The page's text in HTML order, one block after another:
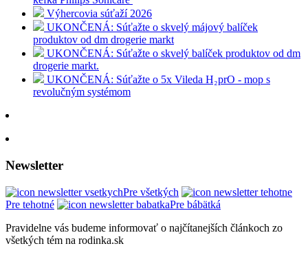
Výhercovia súťaží 2026
UKONČENÁ: Súťažte o skvelý májový balíček
produktov od dm drogerie markt
UKONČENÁ: Súťažte o skvelý balíček produktov od dm
drogerie markt.
UKONČENÁ: Súťažte o 5x Vileda H₂prO - mop s
revolučným systémom
Newsletter
Pre všetkých
Pre tehotné
Pre bábätká
Pravidelne vás budeme informovať o najčítanejších článkoch zo
všetkých tém na rodinka.sk